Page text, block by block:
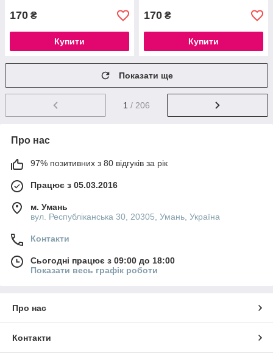
170 ₴
Купити
170 ₴
Купити
Показати ще
1 / 206
Про нас
97% позитивних з 80 відгуків за рік
Працює з 05.03.2016
м. Умань
вул. Республіканська 30, 20305, Умань, Україна
Контакти
Сьогодні працює з 09:00 до 18:00
Показати весь графік роботи
Про нас
Контакти